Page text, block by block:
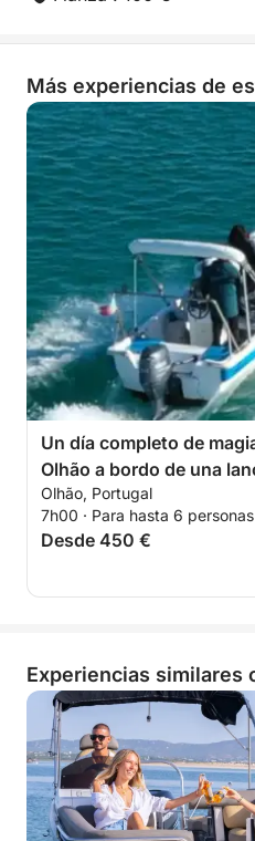
Más experiencias de
Un día completo de
Olhão a bordo de una
motora.
Olhão, Portugal
7h00 · Para hasta 6 personas
Desde 450 €
Experiencias similares